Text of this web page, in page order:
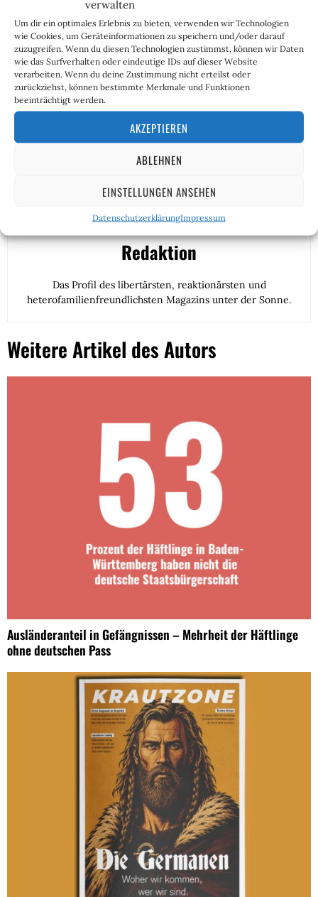
verwalten
Um dir ein optimales Erlebnis zu bieten, verwenden wir Technologien
wie Cookies, um Geräteinformationen zu speichern und/oder darauf
zuzugreifen. Wenn du diesen Technologien zustimmst, können wir Daten
wie das Surfverhalten oder eindeutige IDs auf dieser Website
verarbeiten. Wenn du deine Zustimmung nicht erteilst oder
zurückziehst, können bestimmte Merkmale und Funktionen
beeinträchtigt werden.
AKZEPTIEREN
ABLEHNEN
EINSTELLUNGEN ANSEHEN
DatenschutzerklärungImpressum
Demokratie (ID), der die AfD noch angehört, soll das
größte Wachstum verzeichnen können, solange die
Fraktion so viele Delegationen auf sich vereint wie
bisher.
Redaktion
Das Profil des libertärsten, reaktionärsten und
heterofamilienfreundlichsten Magazins unter der Sonne.
Weitere Artikel des Autors
Ausländeranteil in Gefängnissen – Mehrheit der Häftlinge
ohne deutschen Pass